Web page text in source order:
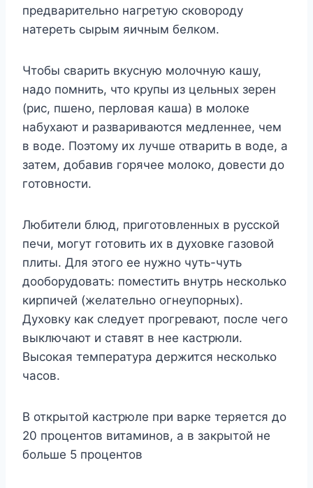
предварительно нагретую сковороду
натереть сырым яичным белком.
Чтобы сварить вкусную молочную кашу,
надо помнить, что крупы из цельных зерен
(рис, пшено, перловая каша) в молоке
набухают и развариваются медленнее, чем
в воде. Поэтому их лучше отварить в воде, а
затем, добавив горячее молоко, довести до
готовности.
Любители блюд, приготовленных в русской
печи, могут готовить их в духовке газовой
плиты. Для этого ее нужно чуть-чуть
дооборудовать: поместить внутрь несколько
кирпичей (желательно огнеупорных).
Духовку как следует прогревают, после чего
выключают и ставят в нее кастрюли.
Высокая температура держится несколько
часов.
В открытой кастрюле при варке теряется до
20 процентов витаминов, а в закрытой не
больше 5 процентов